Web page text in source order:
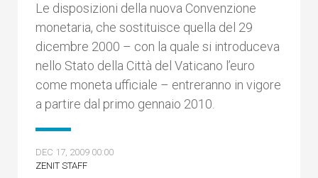
Le disposizioni della nuova Convenzione
monetaria, che sostituisce quella del 29
dicembre 2000 – con la quale si introduceva
nello Stato della Città del Vaticano l’euro
come moneta ufficiale – entreranno in vigore
a partire dal primo gennaio 2010.
DEC 17, 2009 00:00
ZENIT STAFF